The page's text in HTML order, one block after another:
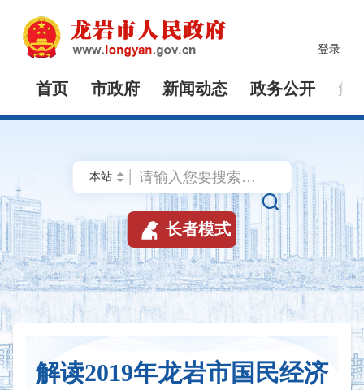
登录
首页 市政府 新闻动态 政务公开 解

 长者模式
解读2019年龙岩市国民经济